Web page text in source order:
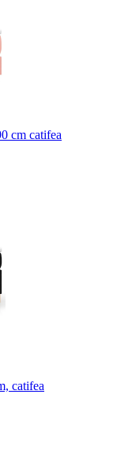
cm catifea
catifea